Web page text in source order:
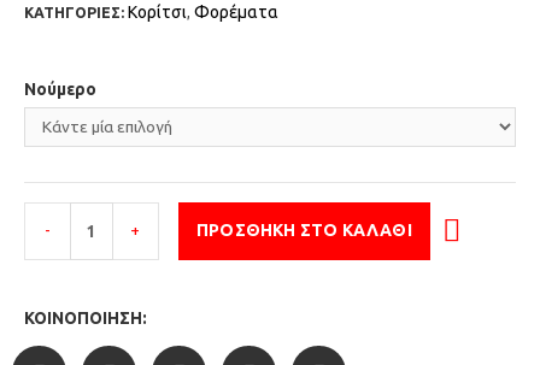
ΚΑΤΗΓΟΡΙΕΣ: Κορίτσι, Φορέματα
Νούμερο
- + ΠΡΟΣΘΉΚΗ ΣΤΟ ΚΑΛΆΘΙ
ΚΟΙΝΟΠΟΊΗΣΗ: